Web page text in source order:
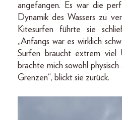
angefangen. Es war die
Dynamik des Wassers zu
Kitesurfen führte sie
„Anfangs war es wirklich
Surfen braucht extrem viel
brachte mich sowohl
Grenzen“, blickt sie zurück.